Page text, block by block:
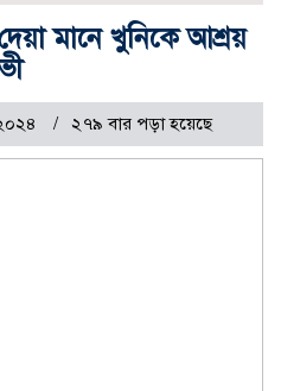
মানে খুনিকে আশ্রয়
২৭৯ বার পড়া হয়েছে